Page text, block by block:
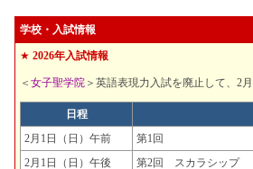
学校・入試情報
★ 2026年入試情報
＜ 女子聖学院 ＞英語表現力入試を廃止して、2
日程
2月1日（日）午前
第1回
2月1日（日）午後
第2回 スカラシップ